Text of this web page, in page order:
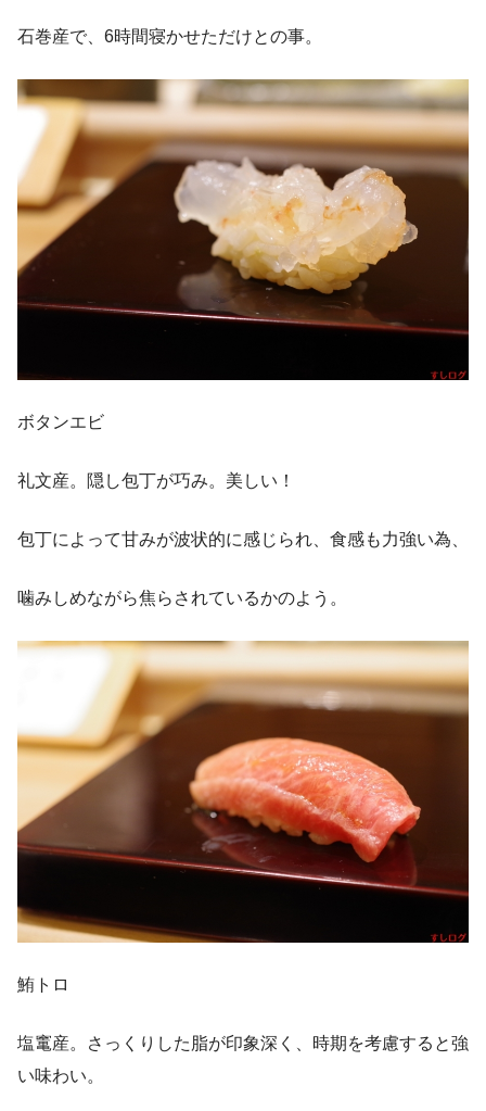
石巻産で、6時間寝かせただけとの事。
ボタンエビ
礼文産。隠し包丁が巧み。美しい！
包丁によって甘みが波状的に感じられ、食感も力強い為、
噛みしめながら焦らされているかのよう。
鮪トロ
塩竃産。さっくりした脂が印象深く、時期を考慮すると強
い味わい。